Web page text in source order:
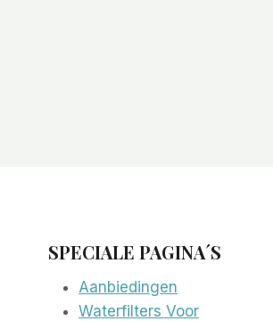
SPECIALE PAGINA´S
Aanbiedingen
Waterfilters Voor